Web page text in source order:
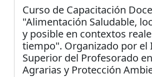
Curso de Capacitación
"Alimentación Saludable,
y posible en contextos
tiempo". Organizado por el
Superior del Profesorado
Agrarias y Protección